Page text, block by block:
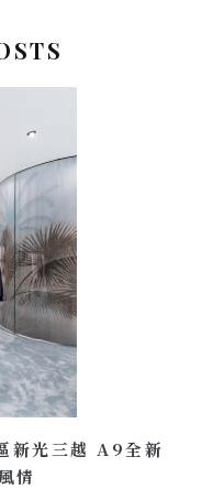
光三越 A9全新
情